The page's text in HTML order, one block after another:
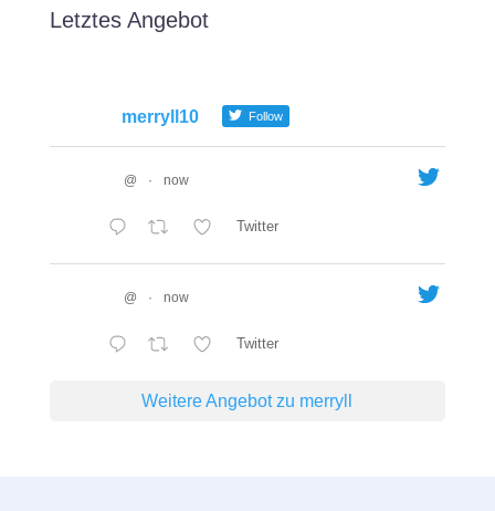
Letztes Angebot
merryll10 Follow
@ · now
Twitter
@ · now
Twitter
Weitere Angebot zu merryll